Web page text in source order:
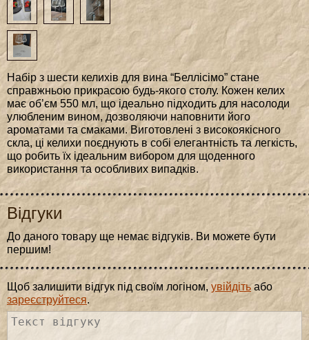
Набір з шести келихів для вина “Беллісімо” стане
справжньою прикрасою будь-якого столу. Кожен келих
має об’єм 550 мл, що ідеально підходить для насолоди
улюбленим вином, дозволяючи наповнити його
ароматами та смаками. Виготовлені з високоякісного
скла, ці келихи поєднують в собі елегантність та легкість,
що робить їх ідеальним вибором для щоденного
використання та особливих випадків.
Відгуки
До даного товару ще немає відгуків. Ви можете бути
першим!
Щоб залишити відгук під своїм логіном, увійдітьабо
зареєструйтеся.